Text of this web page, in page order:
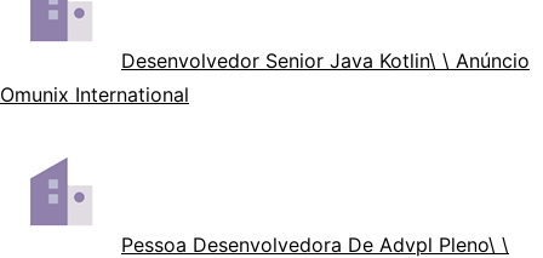
Desenvolvedor Senior Java Kotlin\ \ Anúncio
Omunix International
Pessoa Desenvolvedora De Advpl Pleno\ \